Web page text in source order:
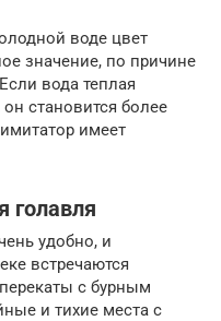
воде цвет
значение, по причине
вода теплая
становится более
имеет
голавля
удобно, и
встречаются
с бурным
и тихие места с